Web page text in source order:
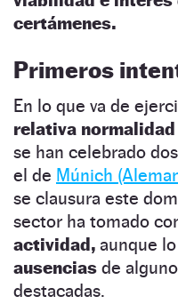
certámenes.
Primeros
En lo que va de
relativa
se han celebrado
el de Múnich
se clausura este
sector ha tomado
actividad, aunque
ausencias de
destacadas.